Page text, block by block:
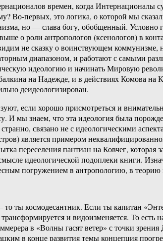
времен, когда
Во-первых, это логика, о которой мы
но — слава богу, обобщенный.
о роли антропологов (ксенологов) в
не сказку о воинствующем коммунизме,
диапазоном, и работают с самыми
идеологию и начинать Мировую
на Надежде, и в действиях Комова
деидеологизирован.
если хорошо присмотреться и
мы знаем, что эта идеология была
связано не с идеологическими
является примером
переселения пантиан на Ковчег, которая
идеологической подоплеки книги.
погружением в антропологию, в
ты космодесантник. Если ты капитан
и видоизменяется. То есть
в «Волны гасят ветер» с точки
в конце развития темы концепция